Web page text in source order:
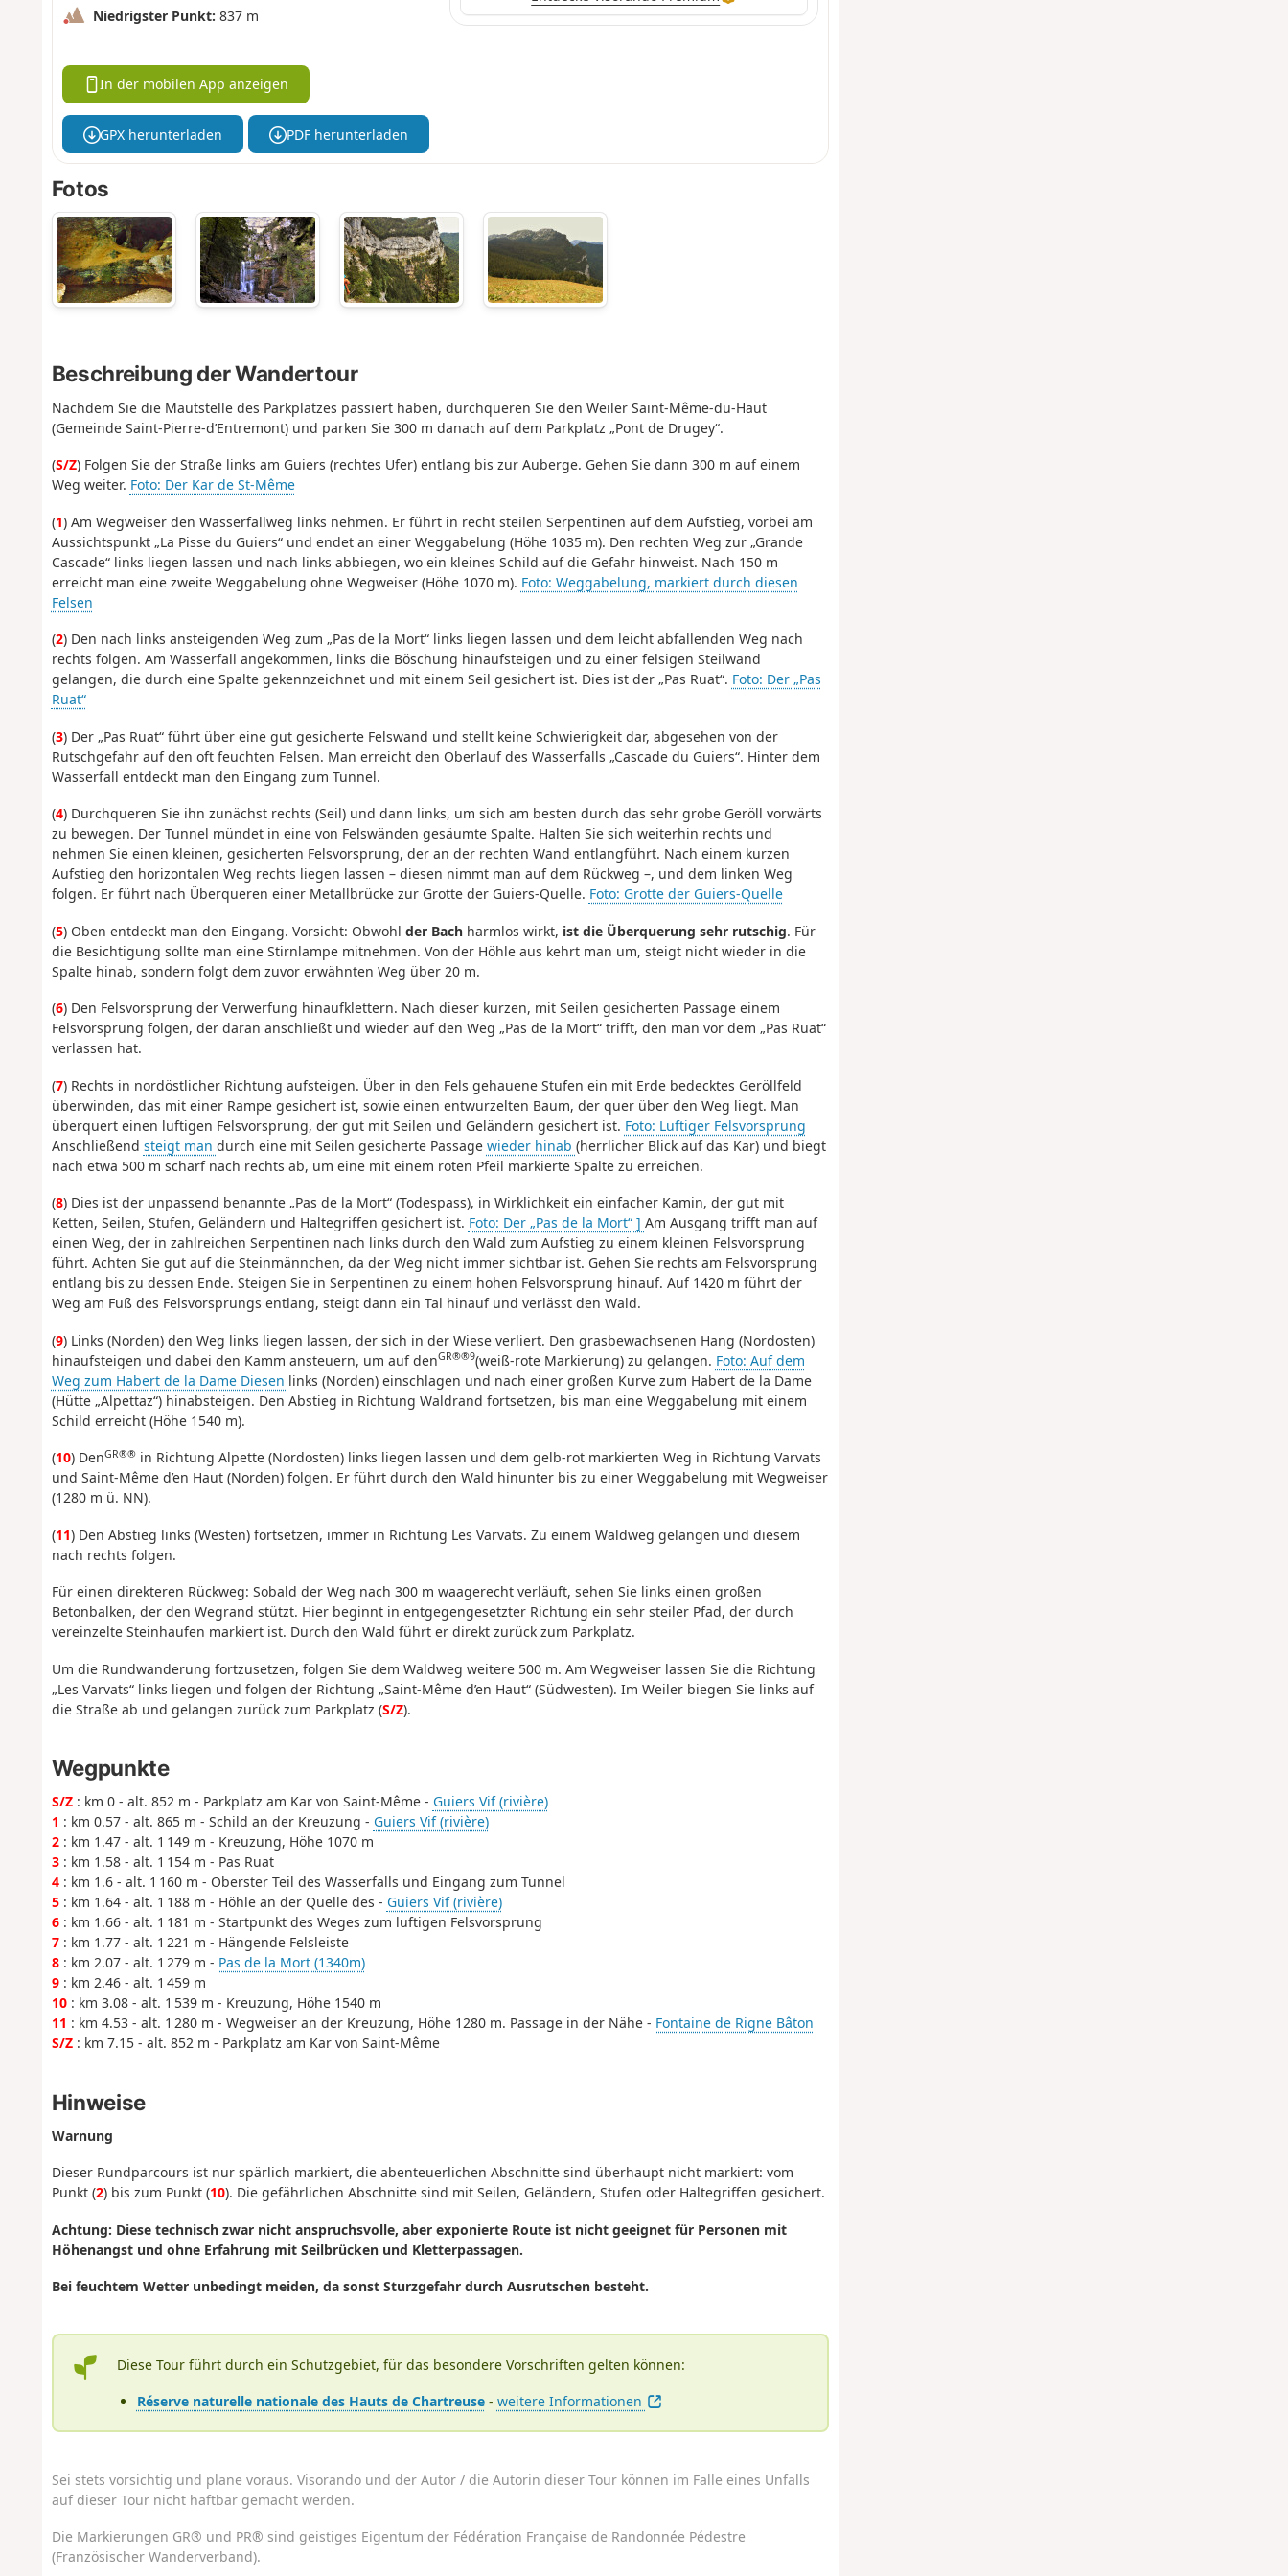
Niedrigster Punkt: 837 m
In der mobilen App anzeigen
GPX herunterladen PDF herunterladen
Fotos
Beschreibung der Wandertour
Nachdem Sie die Mautstelle des Parkplatzes passiert haben, durchqueren Sie den Weiler Saint-Même-du-Haut
(Gemeinde Saint-Pierre-d’Entremont) und parken Sie 300 m danach auf dem Parkplatz „Pont de Drugey“.
(S/Z) Folgen Sie der Straße links am Guiers (rechtes Ufer) entlang bis zur Auberge. Gehen Sie dann 300 m auf einem
Weg weiter. Foto: Der Kar de St-Même
(1) Am Wegweiser den Wasserfallweg links nehmen. Er führt in recht steilen Serpentinen auf dem Aufstieg, vorbei am
Aussichtspunkt „La Pisse du Guiers“ und endet an einer Weggabelung (Höhe 1035 m). Den rechten Weg zur „Grande
Cascade“ links liegen lassen und nach links abbiegen, wo ein kleines Schild auf die Gefahr hinweist. Nach 150 m
erreicht man eine zweite Weggabelung ohne Wegweiser (Höhe 1070 m). Foto: Weggabelung, markiert durch diesen
Felsen
(2) Den nach links ansteigenden Weg zum „Pas de la Mort“ links liegen lassen und dem leicht abfallenden Weg nach
rechts folgen. Am Wasserfall angekommen, links die Böschung hinaufsteigen und zu einer felsigen Steilwand
gelangen, die durch eine Spalte gekennzeichnet und mit einem Seil gesichert ist. Dies ist der „Pas Ruat“. Foto: Der „Pas
Ruat“
(3) Der „Pas Ruat“ führt über eine gut gesicherte Felswand und stellt keine Schwierigkeit dar, abgesehen von der
Rutschgefahr auf den oft feuchten Felsen. Man erreicht den Oberlauf des Wasserfalls „Cascade du Guiers“. Hinter dem
Wasserfall entdeckt man den Eingang zum Tunnel.
(4) Durchqueren Sie ihn zunächst rechts (Seil) und dann links, um sich am besten durch das sehr grobe Geröll vorwärts
zu bewegen. Der Tunnel mündet in eine von Felswänden gesäumte Spalte. Halten Sie sich weiterhin rechts und
nehmen Sie einen kleinen, gesicherten Felsvorsprung, der an der rechten Wand entlangführt. Nach einem kurzen
Aufstieg den horizontalen Weg rechts liegen lassen – diesen nimmt man auf dem Rückweg –, und dem linken Weg
folgen. Er führt nach Überqueren einer Metallbrücke zur Grotte der Guiers-Quelle. Foto: Grotte der Guiers-Quelle
(5) Oben entdeckt man den Eingang. Vorsicht: Obwohl der Bachharmlos wirkt, ist die Überquerung sehr rutschig. Für
die Besichtigung sollte man eine Stirnlampe mitnehmen. Von der Höhle aus kehrt man um, steigt nicht wieder in die
Spalte hinab, sondern folgt dem zuvor erwähnten Weg über 20 m.
(6) Den Felsvorsprung der Verwerfung hinaufklettern. Nach dieser kurzen, mit Seilen gesicherten Passage einem
Felsvorsprung folgen, der daran anschließt und wieder auf den Weg „Pas de la Mort“ trifft, den man vor dem „Pas Ruat“
verlassen hat.
(7) Rechts in nordöstlicher Richtung aufsteigen. Über in den Fels gehauene Stufen ein mit Erde bedecktes Geröllfeld
überwinden, das mit einer Rampe gesichert ist, sowie einen entwurzelten Baum, der quer über den Weg liegt. Man
überquert einen luftigen Felsvorsprung, der gut mit Seilen und Geländern gesichert ist. Foto: Luftiger Felsvorsprung
Anschließend steigt man durch eine mit Seilen gesicherte Passage wieder hinab (herrlicher Blick auf das Kar) und biegt
nach etwa 500 m scharf nach rechts ab, um eine mit einem roten Pfeil markierte Spalte zu erreichen.
(8) Dies ist der unpassend benannte „Pas de la Mort“ (Todespass), in Wirklichkeit ein einfacher Kamin, der gut mit
Ketten, Seilen, Stufen, Geländern und Haltegriffen gesichert ist. Foto: Der „Pas de la Mort“ ] Am Ausgang trifft man auf
einen Weg, der in zahlreichen Serpentinen nach links durch den Wald zum Aufstieg zu einem kleinen Felsvorsprung
führt. Achten Sie gut auf die Steinmännchen, da der Weg nicht immer sichtbar ist. Gehen Sie rechts am Felsvorsprung
entlang bis zu dessen Ende. Steigen Sie in Serpentinen zu einem hohen Felsvorsprung hinauf. Auf 1420 m führt der
Weg am Fuß des Felsvorsprungs entlang, steigt dann ein Tal hinauf und verlässt den Wald.
(9) Links (Norden) den Weg links liegen lassen, der sich in der Wiese verliert. Den grasbewachsenen Hang (Nordosten)
hinaufsteigen und dabei den Kamm ansteuern, um auf denGR®®9(weiß-rote Markierung) zu gelangen. Foto: Auf dem
Weg zum Habert de la Dame Diesen links (Norden) einschlagen und nach einer großen Kurve zum Habert de la Dame
(Hütte „Alpettaz“) hinabsteigen. Den Abstieg in Richtung Waldrand fortsetzen, bis man eine Weggabelung mit einem
Schild erreicht (Höhe 1540 m).
(10) DenGR®®in Richtung Alpette (Nordosten) links liegen lassen und dem gelb-rot markierten Weg in Richtung Varvats
und Saint-Même d’en Haut (Norden) folgen. Er führt durch den Wald hinunter bis zu einer Weggabelung mit Wegweiser
(1280 m ü. NN).
(11) Den Abstieg links (Westen) fortsetzen, immer in Richtung Les Varvats. Zu einem Waldweg gelangen und diesem
nach rechts folgen.
Für einen direkteren Rückweg: Sobald der Weg nach 300 m waagerecht verläuft, sehen Sie links einen großen
Betonbalken, der den Wegrand stützt. Hier beginnt in entgegengesetzter Richtung ein sehr steiler Pfad, der durch
vereinzelte Steinhaufen markiert ist. Durch den Wald führt er direkt zurück zum Parkplatz.
Um die Rundwanderung fortzusetzen, folgen Sie dem Waldweg weitere 500 m. Am Wegweiser lassen Sie die Richtung
„Les Varvats“ links liegen und folgen der Richtung „Saint-Même d’en Haut“ (Südwesten). Im Weiler biegen Sie links auf
die Straße ab und gelangen zurück zum Parkplatz (S/Z).
Wegpunkte
S/Z: km 0 - alt. 852 m - Parkplatz am Kar von Saint-Même - Guiers Vif (rivière)
1 : km 0.57 - alt. 865 m - Schild an der Kreuzung - Guiers Vif (rivière)
2: km 1.47 - alt. 1 149 m - Kreuzung, Höhe 1070 m
3: km 1.58 - alt. 1 154 m - Pas Ruat
4: km 1.6 - alt. 1 160 m - Oberster Teil des Wasserfalls und Eingang zum Tunnel
5: km 1.64 - alt. 1 188 m - Höhle an der Quelle des - Guiers Vif (rivière)
6: km 1.66 - alt. 1 181 m - Startpunkt des Weges zum luftigen Felsvorsprung
7: km 1.77 - alt. 1 221 m - Hängende Felsleiste
8: km 2.07 - alt. 1 279 m - Pas de la Mort (1340m)
9: km 2.46 - alt. 1 459 m
10: km 3.08 - alt. 1 539 m - Kreuzung, Höhe 1540 m
11 : km 4.53 - alt. 1 280 m - Wegweiser an der Kreuzung, Höhe 1280 m. Passage in der Nähe - Fontaine de Rigne Bâton
S/Z: km 7.15 - alt. 852 m - Parkplatz am Kar von Saint-Même
Hinweise
Warnung
Dieser Rundparcours ist nur spärlich markiert, die abenteuerlichen Abschnitte sind überhaupt nicht markiert: vom
Punkt (2) bis zum Punkt (10). Die gefährlichen Abschnitte sind mit Seilen, Geländern, Stufen oder Haltegriffen gesichert.
Achtung: Diese technisch zwar nicht anspruchsvolle, aber exponierte Route ist nicht geeignet für Personen mit
Höhenangst und ohne Erfahrung mit Seilbrücken und Kletterpassagen.
Bei feuchtem Wetter unbedingt meiden, da sonst Sturzgefahr durch Ausrutschen besteht.
Diese Tour führt durch ein Schutzgebiet, für das besondere Vorschriften gelten können:
Réserve naturelle nationale des Hauts de Chartreuse- weitere Informationen
Sei stets vorsichtig und plane voraus. Visorando und der Autor / die Autorin dieser Tour können im Falle eines Unfalls
auf dieser Tour nicht haftbar gemacht werden.
Die Markierungen GR® und PR® sind geistiges Eigentum der Fédération Française de Randonnée Pédestre
(Französischer Wanderverband).